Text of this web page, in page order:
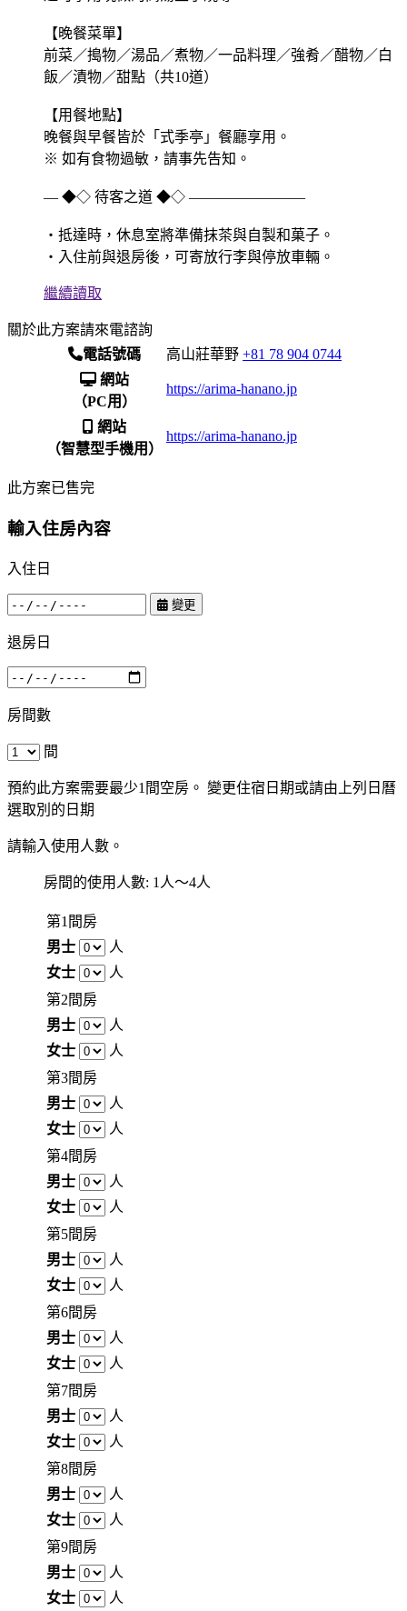
【晚餐菜單】
前菜／搗物／湯品／煮物／一品料理／強肴／醋物／白
飯／漬物／甜點（共10道）
【用餐地點】
晚餐與早餐皆於「式季亭」餐廳享用。
※ 如有食物過敏，請事先告知。
― ◆◇ 待客之道 ◆◇ ――――――――
・抵達時，休息室將準備抹茶與自製和菓子。
・入住前與退房後，可寄放行李與停放車輛。
繼續讀取
關於此方案請來電諮詢
電話號碼
高山莊華野 +81 78 904 0744
網站
（PC用）
https://arima-hanano.jp
網站
（智慧型手機用）
https://arima-hanano.jp
此方案已售完
輸入住房內容
入住日
變更
退房日
房間數
間
預約此方案需要最少1間空房。 變更住宿日期或請由上列日曆
選取別的日期
請輸入使用人數。
房間的使用人數: 1人～4人
第1間房
男士
人
女士
人
第2間房
男士
人
女士
人
第3間房
男士
人
女士
人
第4間房
男士
人
女士
人
第5間房
男士
人
女士
人
第6間房
男士
人
女士
人
第7間房
男士
人
女士
人
第8間房
男士
人
女士
人
第9間房
男士
人
女士
人